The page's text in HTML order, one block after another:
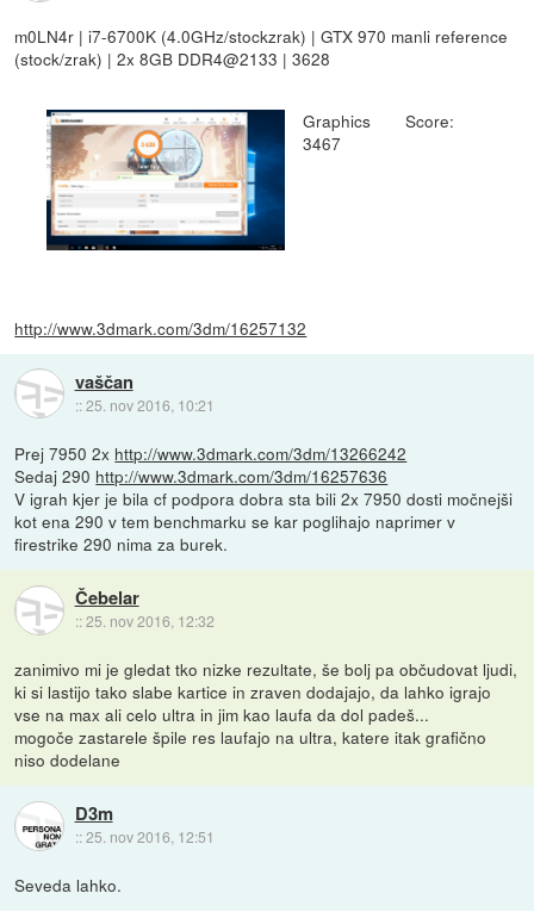
m0LN4r | i7-6700K (4.0GHz/stockzrak) | GTX 970 manli reference
(stock/zrak) | 2x 8GB DDR4@2133 | 3628
Graphics Score:
3467
http://www.3dmark.com/3dm/16257132
vaščan
::25. nov 2016, 10:21
Prej 7950 2x http://www.3dmark.com/3dm/13266242
Sedaj 290 http://www.3dmark.com/3dm/16257636
V igrah kjer je bila cf podpora dobra sta bili 2x 7950 dosti močnejši
kot ena 290 v tem benchmarku se kar poglihajo naprimer v
firestrike 290 nima za burek.
Čebelar
::25. nov 2016, 12:32
zanimivo mi je gledat tko nizke rezultate, še bolj pa občudovat ljudi,
ki si lastijo tako slabe kartice in zraven dodajajo, da lahko igrajo
vse na max ali celo ultra in jim kao laufa da dol padeš...
mogoče zastarele špile res laufajo na ultra, katere itak grafično
niso dodelane
D3m
::25. nov 2016, 12:51
Seveda lahko.